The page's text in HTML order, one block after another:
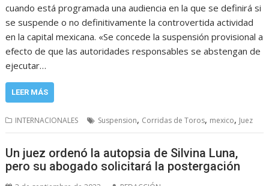
cuando está programada una audiencia en la que se definirá si
se suspende o no definitivamente la controvertida actividad
en la capital mexicana. «Se concede la suspensión provisional a
efecto de que las autoridades responsables se abstengan de
ejecutar…
LEER MÁS
INTERNACIONALES Suspension, Corridas de Toros, mexico, Juez
Un juez ordenó la autopsia de Silvina Luna,
pero su abogado solicitará la postergación